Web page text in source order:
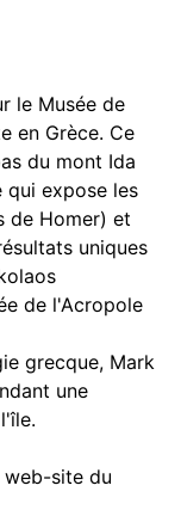
le Musée de
en Grèce. Ce
du mont Ida
qui expose les
de Homer) et
uniques
de l'Acropole
grecque, Mark
une
site du